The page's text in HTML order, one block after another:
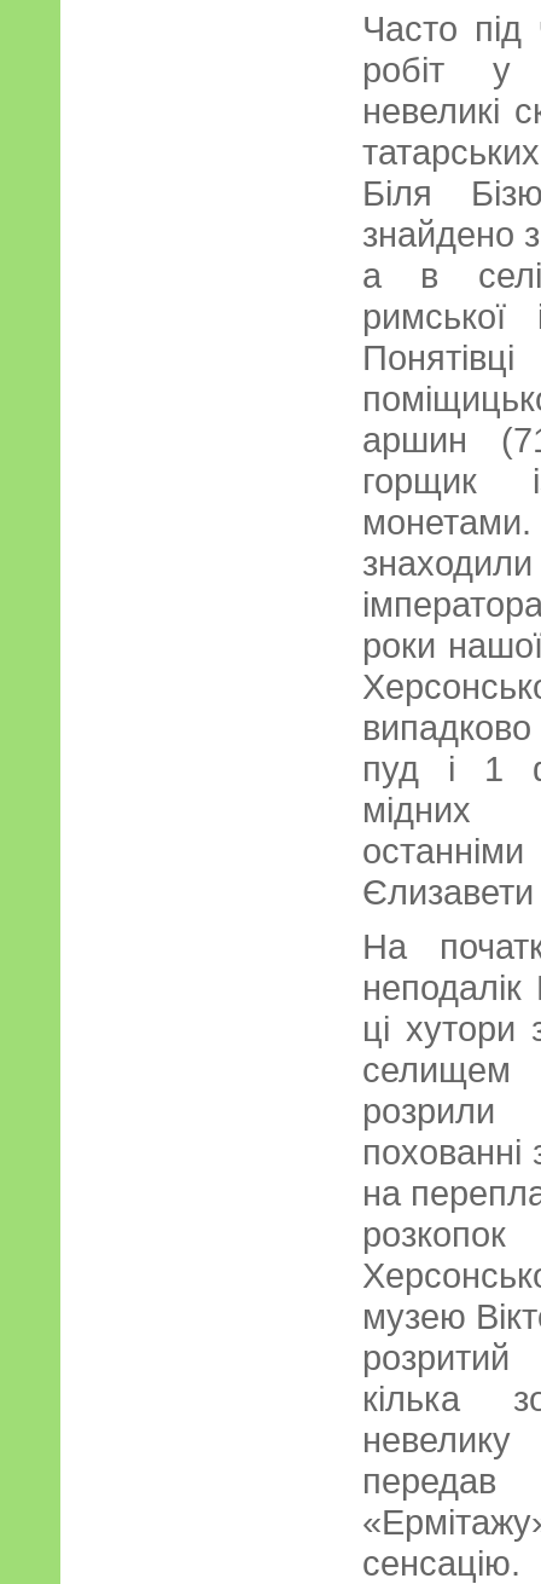
Часто під
робіт у
невеликі
Біля
знайдено
а в
римської
аршин
горщик
монетами.
роки
пуд і 1
мідних
На
ці хутори
селищем
похованні
на
музею
кілька
сенсацію.